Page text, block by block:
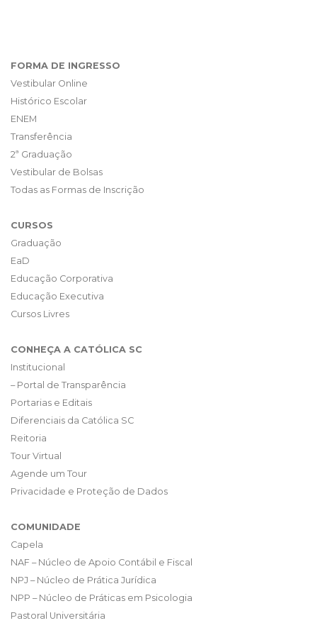
FORMA DE INGRESSO
Vestibular Online
Histórico Escolar
ENEM
Transferência
2ª Graduação
Vestibular de Bolsas
Todas as Formas de Inscrição
CURSOS
Graduação
EaD
Educação Corporativa
Educação Executiva
Cursos Livres
CONHEÇA A CATÓLICA SC
Institucional
– Portal de Transparência
Portarias e Editais
Diferenciais da Católica SC
Reitoria
Tour Virtual
Agende um Tour
Privacidade e Proteção de Dados
COMUNIDADE
Capela
NAF – Núcleo de Apoio Contábil e Fiscal
NPJ – Núcleo de Prática Jurídica
NPP – Núcleo de Práticas em Psicologia
Pastoral Universitária